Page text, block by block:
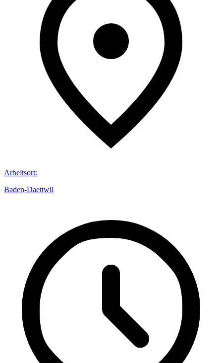
Arbeitsort:
Baden-Daettwil